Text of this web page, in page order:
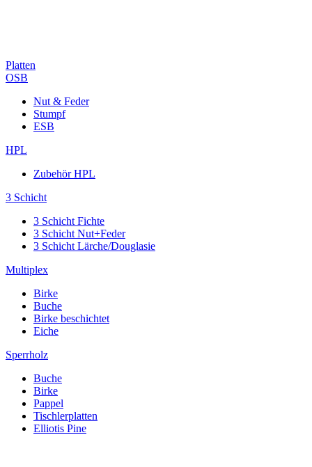
Platten
OSB
Nut & Feder
Stumpf
ESB
HPL
Zubehör HPL
3 Schicht
3 Schicht Fichte
3 Schicht Nut+Feder
3 Schicht Lärche/Douglasie
Multiplex
Birke
Buche
Birke beschichtet
Eiche
Sperrholz
Buche
Birke
Pappel
Tischlerplatten
Elliotis Pine